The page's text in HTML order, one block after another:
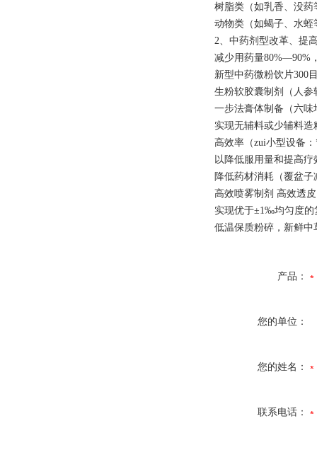
树脂类（如乳香、
动物类（如蝎子、水
2、中药剂型改革、提
减少用药量80%—90%
新型中药微粉
生粉软胶囊制剂（人参
一步法膏体制备（
实现无辅料或少辅
高效率（zui小型设备
以降低服用量和提高
降低药材消耗（覆盆子
高效喷雾制剂 高效透
实现优于±1‰均匀度的
低温保质粉碎，新鲜
产品：
您的单位：
您的姓名：
联系电话：